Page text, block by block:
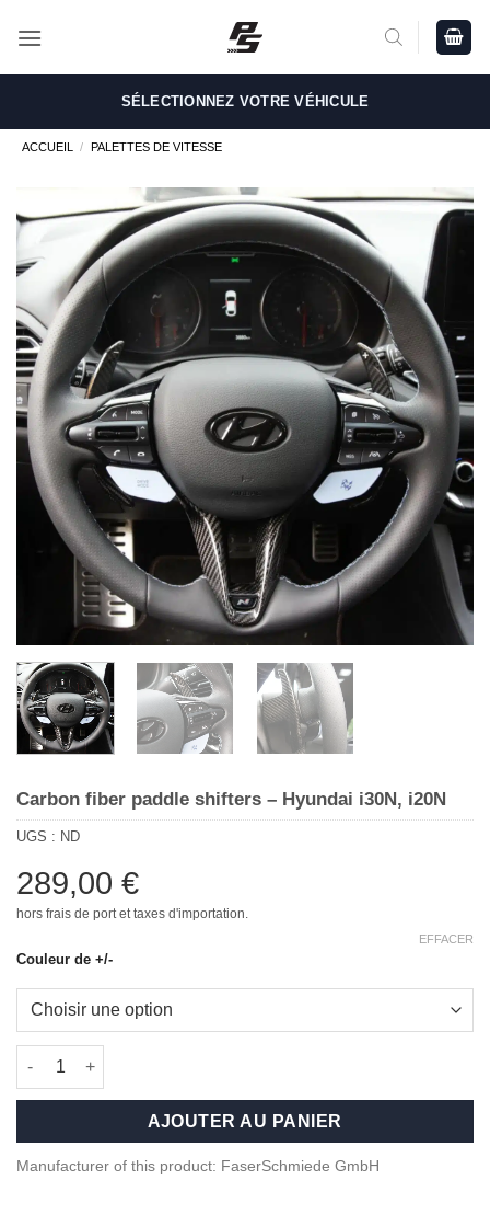
SÉLECTIONNEZ VOTRE VÉHICULE
ACCUEIL / PALETTES DE VITESSE
Carbon fiber paddle shifters – Hyundai i30N, i20N
UGS : ND
289,00 €
hors frais de port et taxes d'importation.
Couleur de +/-
EFFACER
quantité de Carbon fiber paddle shifters - Hyundai i30N, i20N
AJOUTER AU PANIER
Manufacturer of this product: FaserSchmiede GmbH